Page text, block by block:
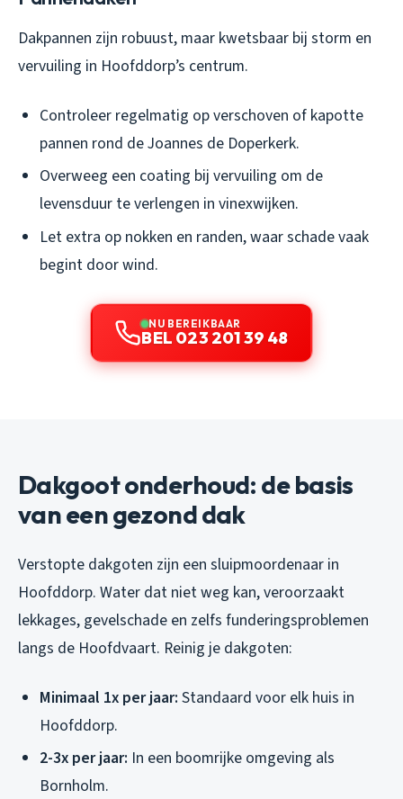
Dakpannen zijn robuust, maar kwetsbaar bij storm en
vervuiling in Hoofddorp’s centrum.
Controleer regelmatig op verschoven of kapotte
pannen rond de Joannes de Doperkerk.
Overweeg een coating bij vervuiling om de
levensduur te verlengen in vinexwijken.
Let extra op nokken en randen, waar schade vaak
begint door wind.
NU BEREIKBAAR
BEL 023 201 39 48
Dakgoot onderhoud: de basis
van een gezond dak
Verstopte dakgoten zijn een sluipmoordenaar in
Hoofddorp. Water dat niet weg kan, veroorzaakt
lekkages, gevelschade en zelfs funderingsproblemen
langs de Hoofdvaart. Reinig je dakgoten:
Minimaal 1x per jaar: Standaard voor elk huis in
Hoofddorp.
2-3x per jaar: In een boomrijke omgeving als
Bornholm.